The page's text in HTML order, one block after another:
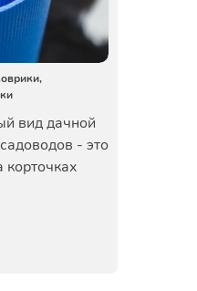
вид дачной
- это
корточках